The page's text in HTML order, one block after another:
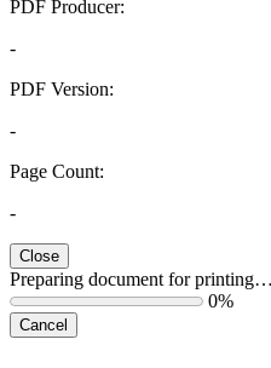
PDF Producer:
-
PDF Version:
-
Page Count:
-
Close
Preparing document for printing…
0%
Cancel